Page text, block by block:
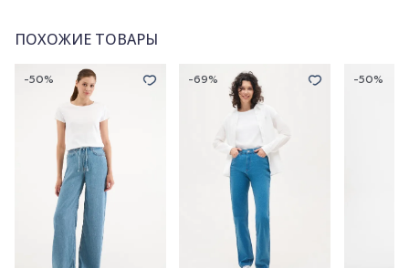
ПОХОЖИЕ ТОВАРЫ
-50% -69% -50%